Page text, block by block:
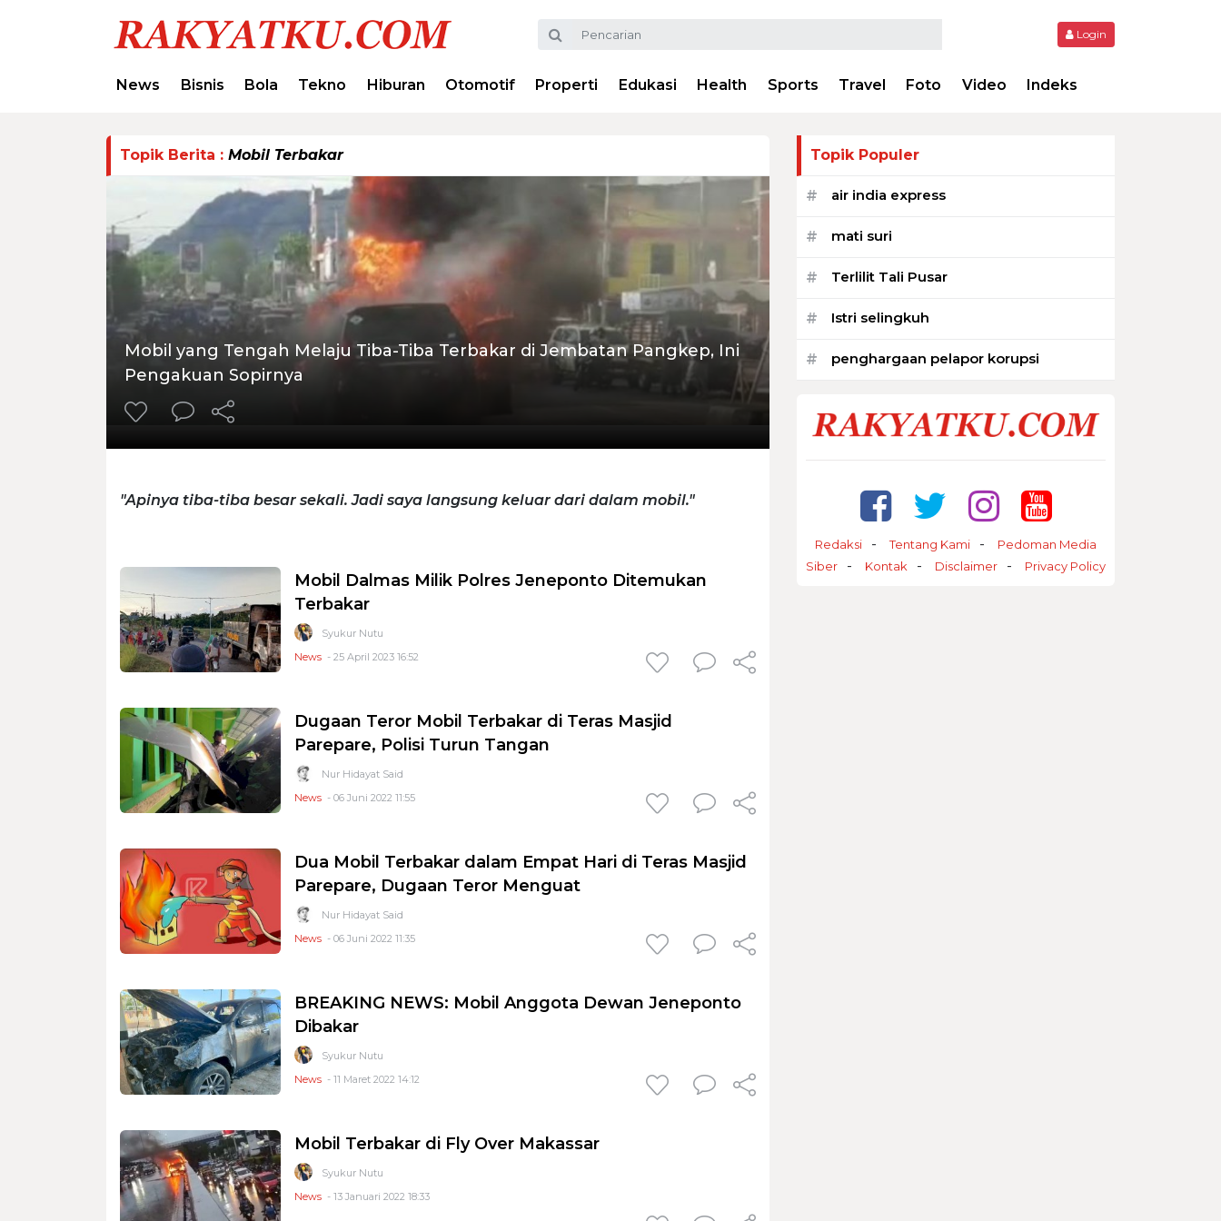
Login
News Bisnis Bola Tekno Hiburan Otomotif Properti Edukasi Health Sports Travel Foto Video Indeks
Topik Berita : Mobil Terbakar
Mobil yang Tengah Melaju Tiba-Tiba Terbakar di Jembatan Pangkep, Ini
Pengakuan Sopirnya
"Apinya tiba-tiba besar sekali. Jadi saya langsung keluar dari dalam mobil."
Mobil Dalmas Milik Polres Jeneponto Ditemukan
Terbakar
Syukur Nutu
News - 25 April 2023 16:52
Dugaan Teror Mobil Terbakar di Teras Masjid
Parepare, Polisi Turun Tangan
Nur Hidayat Said
News - 06 Juni 2022 11:55
Dua Mobil Terbakar dalam Empat Hari di Teras Masjid
Parepare, Dugaan Teror Menguat
Nur Hidayat Said
News - 06 Juni 2022 11:35
BREAKING NEWS: Mobil Anggota Dewan Jeneponto
Dibakar
Syukur Nutu
News - 11 Maret 2022 14:12
Mobil Terbakar di Fly Over Makassar
Syukur Nutu
News - 13 Januari 2022 18:33
Topik Populer
# air india express
# mati suri
# Terlilit Tali Pusar
# Istri selingkuh
# penghargaan pelapor korupsi
Redaksi Tentang Kami
Pedoman Media
Siber
Kontak Disclaimer Privacy Policy